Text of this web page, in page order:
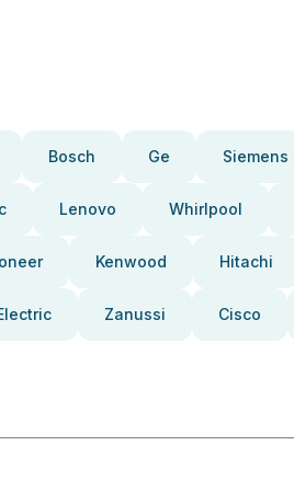
Bosch Ge Siemens
Lenovo Whirlpool
Kenwood Hitachi
Zanussi Cisco